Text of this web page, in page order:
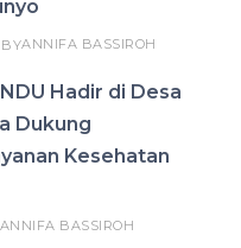
BYANNIFA BASSIROH
Hadir di Desa
Dukung
Kesehatan
ANNIFA BASSIROH